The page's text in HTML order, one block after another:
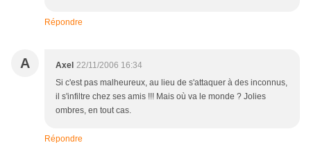
Répondre
A Axel 22/11/2006 16:34
Si c'est pas malheureux, au lieu de s'attaquer à des inconnus,
il s'infiltre chez ses amis !!! Mais où va le monde ? Jolies
ombres, en tout cas.
Répondre